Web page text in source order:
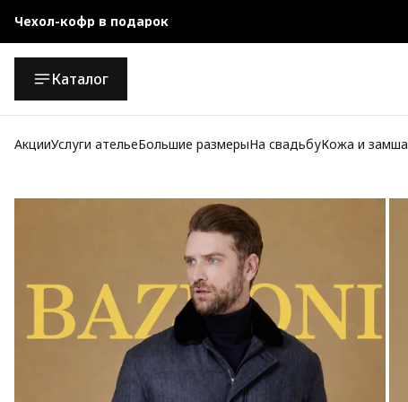
Чехол-кофр в подарок
Каталог
АкцииУслуги ательеБольшие размерыНа свадьбуКожа и замша